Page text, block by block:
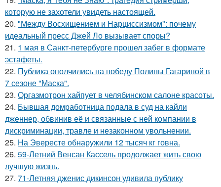
которую не захотели увидеть настоящей.
20. "Между Восхищением и Нарциссизмом": почему
идеальный пресс Джей Ло вызывает споры?
21. 1 мая в Санкт-петербурге прошел забег в формате
эстафеты.
22. Публика ополчились на победу Полины Гагариной в
7 сезоне "Маска".
23. Оргазмотрон хайпует в челябинском салоне красоты.
24. Бывшая домработница подала в суд на кайли
дженнер, обвинив её и связанные с ней компании в
дискриминации, травле и незаконном увольнении.
25. На Эвересте обнаружили 12 тысяч кг говна.
26. 59-Летний Венсан Кассель продолжает жить свою
лучшую жизнь.
27. 71-Летняя дженис дикинсон удивила публику